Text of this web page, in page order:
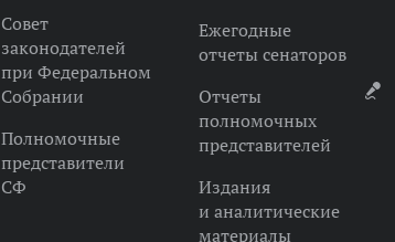
Совет
законодателей
при Федеральном
Собрании
Полномочные
представители
СФ
Ежегодные
отчеты сенаторов
Отчеты
полномочных
представителей
Издания
и аналитические
материалы